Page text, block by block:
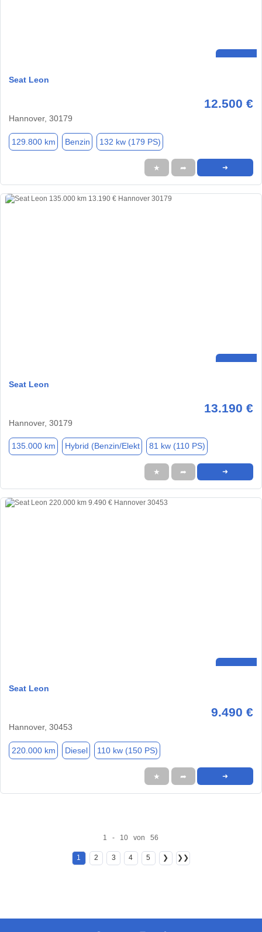
Seat Leon
12.500 €
Hannover, 30179
129.800 km Benzin 132 kw (179 PS)
★ ➦ ➜
Seat Leon
13.190 €
Hannover, 30179
135.000 km Hybrid (Benzin/Elekt 81 kw (110 PS)
★ ➦ ➜
Seat Leon
9.490 €
Hannover, 30453
220.000 km Diesel 110 kw (150 PS)
★ ➦ ➜
1 - 10 von 56
1 2 3 4 5 ❯ ❯❯